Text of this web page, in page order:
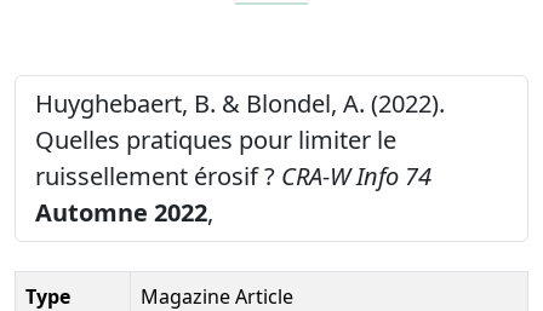
Huyghebaert, B. & Blondel, A. (2022).
Quelles pratiques pour limiter le
ruissellement érosif ? CRA-W Info 74
Automne 2022,
Type
Magazine Article